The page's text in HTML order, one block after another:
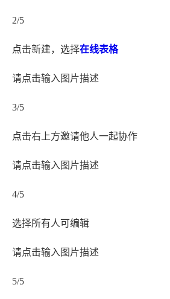
2/5
点击新建，选择在线表格
请点击输入图片描述
3/5
点击右上方邀请他人一起协作
请点击输入图片描述
4/5
选择所有人可编辑
请点击输入图片描述
5/5